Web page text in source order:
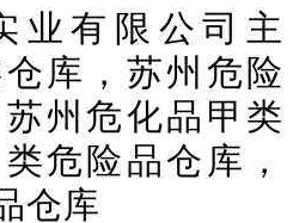
业有限公司主
库，苏州危险
州危化品甲类
危险品仓库，
仓库